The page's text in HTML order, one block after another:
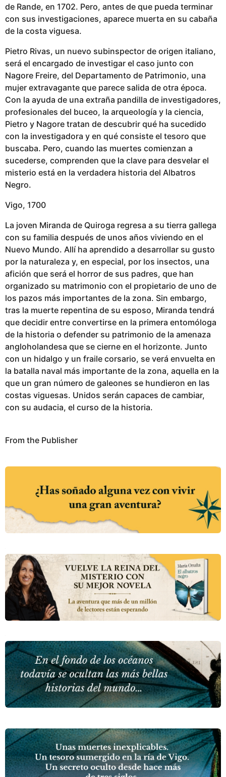
de Rande, en 1702. Pero, antes de que pueda terminar
con sus investigaciones, aparece muerta en su cabaña
de la costa viguesa.
Pietro Rivas, un nuevo subinspector de origen italiano,
será el encargado de investigar el caso junto con
Nagore Freire, del Departamento de Patrimonio, una
mujer extravagante que parece salida de otra época.
Con la ayuda de una extraña pandilla de investigadores,
profesionales del buceo, la arqueología y la ciencia,
Pietro y Nagore tratan de descubrir qué ha sucedido
con la investigadora y en qué consiste el tesoro que
buscaba. Pero, cuando las muertes comienzan a
sucederse, comprenden que la clave para desvelar el
misterio está en la verdadera historia del Albatros
Negro.
Vigo, 1700
La joven Miranda de Quiroga regresa a su tierra gallega
con su familia después de unos años viviendo en el
Nuevo Mundo. Allí ha aprendido a desarrollar su gusto
por la naturaleza y, en especial, por los insectos, una
afición que será el horror de sus padres, que han
organizado su matrimonio con el propietario de uno de
los pazos más importantes de la zona. Sin embargo,
tras la muerte repentina de su esposo, Miranda tendrá
que decidir entre convertirse en la primera entomóloga
de la historia o defender su patrimonio de la amenaza
angloholandesa que se cierne en el horizonte. Junto
con un hidalgo y un fraile corsario, se verá envuelta en
la batalla naval más importante de la zona, aquella en la
que un gran número de galeones se hundieron en las
costas viguesas. Unidos serán capaces de cambiar,
con su audacia, el curso de la historia.
From the Publisher